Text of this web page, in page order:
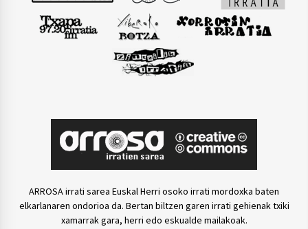
ARROSA irrati sarea Euskal Herri osoko irrati mordoxka baten
elkarlanaren ondorioa da. Bertan biltzen garen irrati gehienak txiki
xamarrak gara, herri edo eskualde mailakoak.